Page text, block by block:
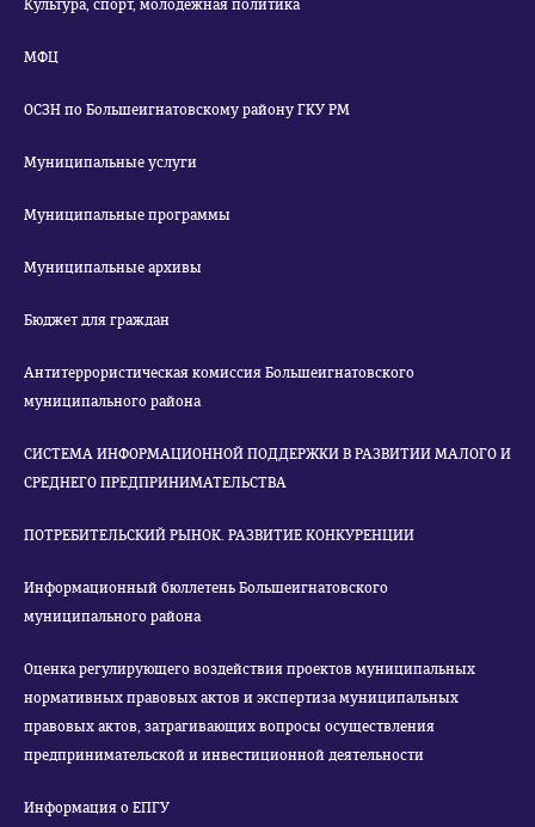
Культура, спорт, молодежная политика
МФЦ
ОСЗН по Большеигнатовскому району ГКУ РМ
Муниципальные услуги
Муниципальные программы
Муниципальные архивы
Бюджет для граждан
Антитеррористическая комиссия Большеигнатовского
муниципального района
СИСТЕМА ИНФОРМАЦИОННОЙ ПОДДЕРЖКИ В РАЗВИТИИ МАЛОГО И
СРЕДНЕГО ПРЕДПРИНИМАТЕЛЬСТВА
ПОТРЕБИТЕЛЬСКИЙ РЫНОК. РАЗВИТИЕ КОНКУРЕНЦИИ
Информационный бюллетень Большеигнатовского
муниципального района
Оценка регулирующего воздействия проектов муниципальных
нормативных правовых актов и экспертиза муниципальных
правовых актов, затрагивающих вопросы осуществления
предпринимательской и инвестиционной деятельности
Информация о ЕПГУ